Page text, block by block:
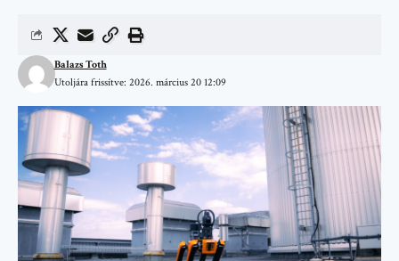
Utoljára frissítve: 2026. március 20 12:09
Balazs Toth